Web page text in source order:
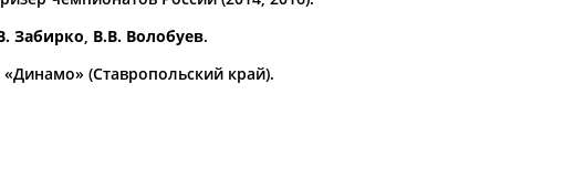
рождения
чч чч
Забирко В.В. Волобуев.
«Динамо» (Ставропольский край).